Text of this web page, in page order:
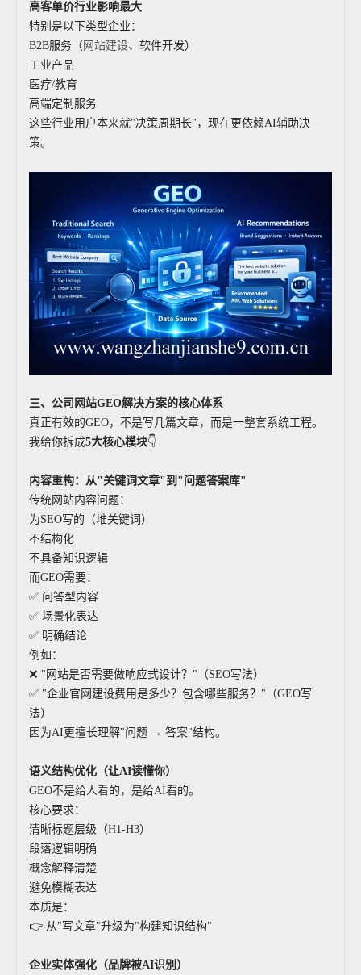
高客单价行业影响最大
特别是以下类型企业：
B2B服务（ 网站建设、软件开发）
工业产品
医疗/教育
高端定制服务
这些行业用户本来就"决策周期长"，现在更依赖AI辅助决
策。
三、公司网站GEO解决方案的核心体系
真正有效的GEO，不是写几篇文章，而是一整套系统工程。
我给你拆成5大核心模块👇
内容重构：从"关键词文章"到"问题答案库"
传统网站内容问题：
为SEO写的（堆关键词）
不结构化
不具备知识逻辑
而GEO需要：
✅ 问答型内容
✅ 场景化表达
✅ 明确结论
例如：
❌ "网站是否需要做响应式设计？"（SEO写法）
✅ "企业官网建设费用是多少？包含哪些服务？"（GEO写
法）
因为AI更擅长理解"问题 → 答案"结构。
语义结构优化（让AI读懂你）
GEO不是给人看的，是给AI看的。
核心要求：
清晰标题层级（H1-H3）
段落逻辑明确
概念解释清楚
避免模糊表达
本质是：
👉 从"写文章"升级为"构建知识结构"
企业实体强化（品牌被AI识别）